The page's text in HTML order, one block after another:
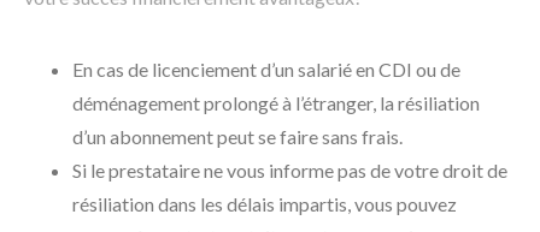
En cas de licenciement d’un salarié en CDI ou de
déménagement prolongé à l’étranger, la résiliation
d’un abonnement peut se faire sans frais.
Si le prestataire ne vous informe pas de votre droit de
résiliation dans les délais impartis, vous pouvez